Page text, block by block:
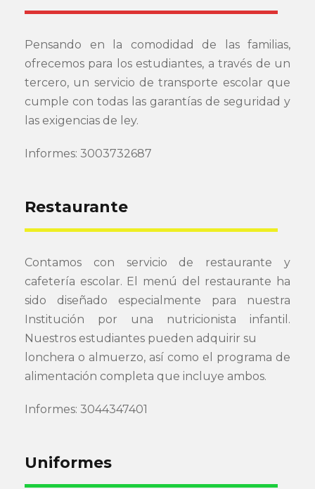
Pensando en la comodidad de las familias,
ofrecemos para los estudiantes, a través de un
tercero, un servicio de transporte escolar que
cumple con todas las garantías de seguridad y
las exigencias de ley.
Informes: 3003732687
Restaurante
Contamos con servicio de restaurante y
cafetería escolar. El menú del restaurante ha
sido diseñado especialmente para nuestra
Institución por una nutricionista infantil.
Nuestros estudiantes pueden adquirir su
lonchera o almuerzo, así como el programa de
alimentación completa que incluye ambos.
Informes: 3044347401
Uniformes